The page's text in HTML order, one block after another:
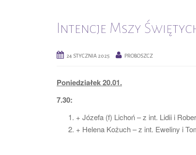
Intencje Mszy
24 STYCZNIA 2025 PROBOSZCZ
Poniedziałek 20.01.
7.30:
+ Józefa (f) Lichoń – z int. Lidii i
+ Helena Kożuch – z int. Eweliny i